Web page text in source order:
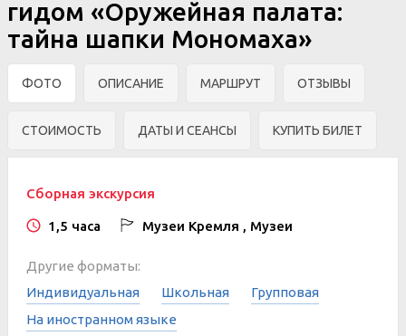
гидом «Оружейная палата:
тайна шапки Мономаха»
ФОТО ОПИСАНИЕ МАРШРУТ ОТЗЫВЫ
СТОИМОСТЬ ДАТЫ И СЕАНСЫ КУПИТЬ БИЛЕТ
Сборная экскурсия
1,5 часа Музеи Кремля , Музеи
Другие форматы:
Индивидуальная
Школьная
Групповая
На иностранном языке